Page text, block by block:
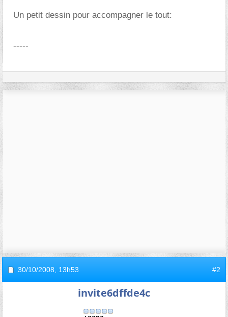
Un petit dessin pour accompagner le tout:
-----
30/10/2008, 13h53 #2
invite6dffde4c